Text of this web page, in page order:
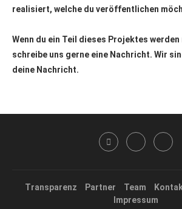
realisiert, welche du veröffentlichen
Wenn du ein Teil dieses Projektes
schreibe uns gerne eine Nachricht. Wir
deine Nachricht.
Transparenz Partner Team
Impressum